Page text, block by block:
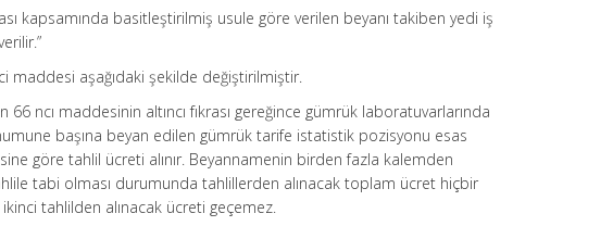
kapsamında basitleştirilmiş usule göre verilen beyanı takiben yedi iş
maddesi aşağıdaki şekilde değiştirilmiştir.
66 ncı maddesinin altıncı fıkrası gereğince gümrük laboratuvarlarında
başına beyan edilen gümrük tarife istatistik pozisyonu esas
göre tahlil ücreti alınır. Beyannamenin birden fazla kalemden
tabi olması durumunda tahlillerden alınacak toplam ücret hiçbir
tahlilden alınacak ücreti geçemez.